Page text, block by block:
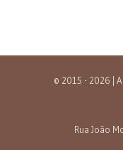
© 2015 - 2026 |
Rua João